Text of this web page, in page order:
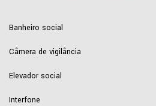
Banheiro social
Câmera de vigilância
Elevador social
Interfone